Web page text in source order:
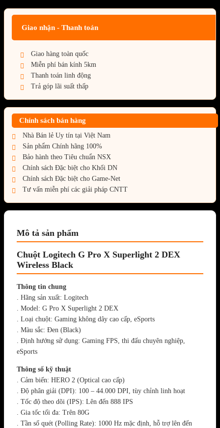
Giao nhận - Thanh toán
Giao hàng toàn quốc
Miễn phí bán kính 5km
Thanh toán linh động
Trả góp lãi suất thấp
Chính sách bán hàng
Nhà Bán lẻ Uy tín tại Việt Nam
Sản phẩm Chính hãng 100%
Bảo hành theo Tiêu chuẩn NSX
Chính sách Đặc biệt cho Khối DN
Chính sách Đặc biệt cho Game-Net
Tư vấn miễn phí các giải pháp CNTT
Mô tả sản phẩm
Chuột Logitech G Pro X Superlight 2 DEX
Wireless Black
Thông tin chung
. Hãng sản xuất: Logitech
. Model: G Pro X Superlight 2 DEX
. Loại chuột: Gaming không dây cao cấp, eSports
. Màu sắc: Đen (Black)
. Định hướng sử dụng: Gaming FPS, thi đấu chuyên nghiệp,
eSports
Thông số kỹ thuật
. Cảm biến: HERO 2 (Optical cao cấp)
. Độ phân giải (DPI): 100 – 44.000 DPI, tùy chỉnh linh hoạt
. Tốc độ theo dõi (IPS): Lên đến 888 IPS
. Gia tốc tối đa: Trên 80G
. Tần số quét (Polling Rate): 1000 Hz mặc định, hỗ trợ lên đến